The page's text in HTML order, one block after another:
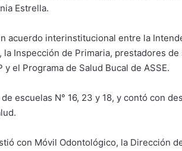
Estrella.
acuerdo interinstitucional entre la
la Inspección de Primaria, prestadores
el Programa de Salud Bucal de ASSE.
escuelas N° 16, 23 y 18, y contó con
con Móvil Odontológico, la Dirección